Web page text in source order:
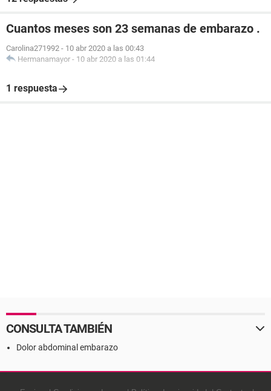
Cuantos meses son 23 semanas de embarazo .
Carolina271992 - 10 abr 2020 a las 00:43
Hermanamayor - 10 abr 2020 a las 01:44
1 respuesta
CONSULTA TAMBIÉN
Dolor abdominal embarazo